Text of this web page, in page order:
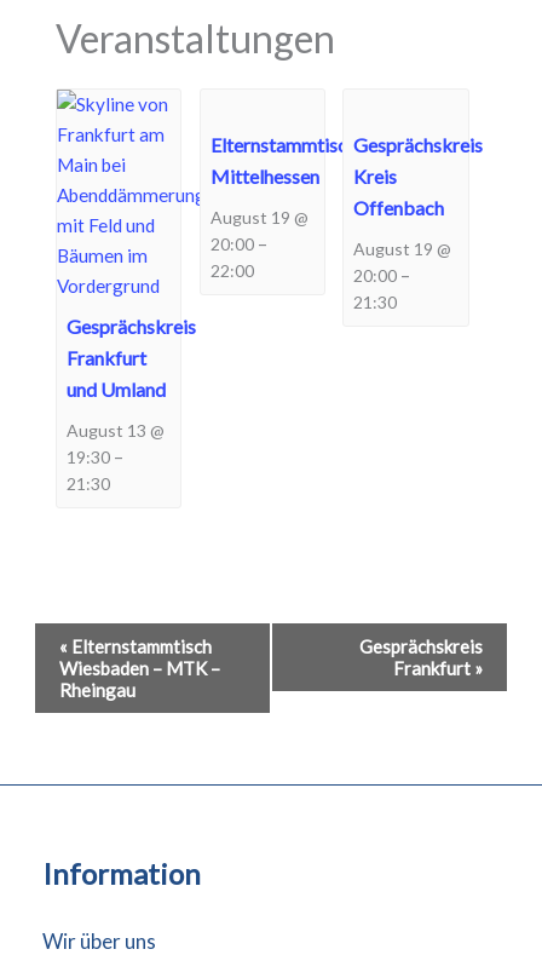
Veranstaltungen
Gesprächskreis
Frankfurt
und Umland
August 13 @
19:30 –
21:30
Elternstammtisch
Mittelhessen
August 19 @
20:00–
22:00
Gesprächskreis
Kreis
Offenbach
August 19 @
20:00 –
21:30
Veranstaltung-
Navigation
« Elternstammtisch
Wiesbaden – MTK –
Rheingau
Gesprächskreis
Frankfurt »
Information
Wir über uns